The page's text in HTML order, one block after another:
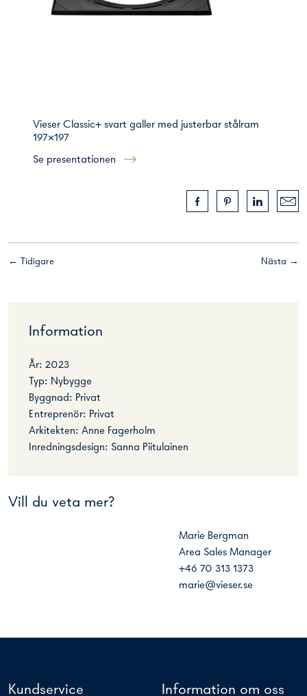
Vieser Classic+ svart galler med justerbar stålram
197×197
Se presentationen
Nästa →
← Tidigare
Information
År: 2023
Typ: Nybygge
Byggnad: Privat
Entreprenör: Privat
Arkitekten: Anne Fagerholm
Inredningsdesign: Sanna Piitulainen
Vill du veta mer?
Marie Bergman
Area Sales Manager
+46 70 313 1373
marie@vieser.se
Kundservice Information om oss